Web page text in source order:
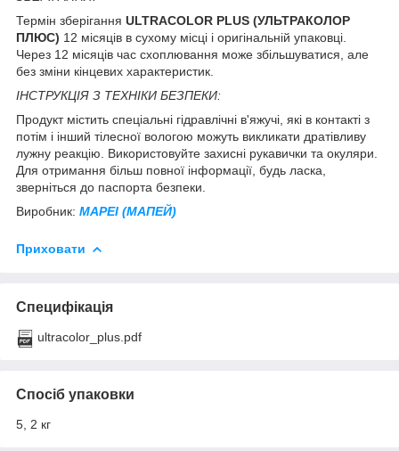
Термін зберігання ULTRACOLOR PLUS (УЛЬТРАКОЛОР
ПЛЮС) 12 місяців в сухому місці і оригінальній упаковці.
Через 12 місяців час схоплювання може збільшуватися, але
без зміни кінцевих характеристик.
ІНСТРУКЦІЯ З ТЕХНІКИ БЕЗПЕКИ:
Продукт містить спеціальні гідравлічні в'яжучі, які в контакті з
потім і інший тілесної вологою можуть викликати дратівливу
лужну реакцію. Використовуйте захисні рукавички та окуляри.
Для отримання більш повної інформації, будь ласка,
зверніться до паспорта безпеки.
Виробник: MAPEI (МАПЕЙ)
Приховати
Специфікація
ultracolor_plus.pdf
Спосіб упаковки
5, 2 кг